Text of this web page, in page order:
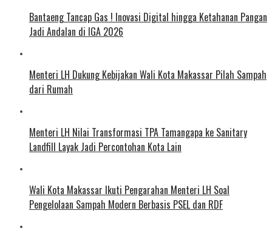
Bantaeng Tancap Gas ! Inovasi Digital hingga Ketahanan Pangan
Jadi Andalan di IGA 2026
Menteri LH Dukung Kebijakan Wali Kota Makassar Pilah Sampah
dari Rumah
Menteri LH Nilai Transformasi TPA Tamangapa ke Sanitary
Landfill Layak Jadi Percontohan Kota Lain
Wali Kota Makassar Ikuti Pengarahan Menteri LH Soal
Pengelolaan Sampah Modern Berbasis PSEL dan RDF